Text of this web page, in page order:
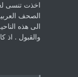
اخذت ‏تنسى
الصحف
الى هذه
والقبول . اذ